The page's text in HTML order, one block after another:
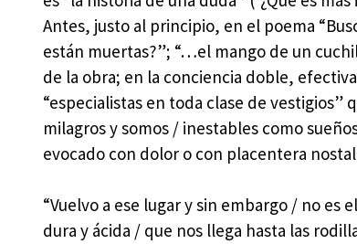
Antes, justo al principio, en el poema
están muertas?”; “…el mango de un
de la obra; en la conciencia doble,
“especialistas en toda clase de
milagros y somos / inestables como
evocado con dolor o con placentera
“Vuelvo a ese lugar y sin embargo / no
dura y ácida / que nos llega hasta las